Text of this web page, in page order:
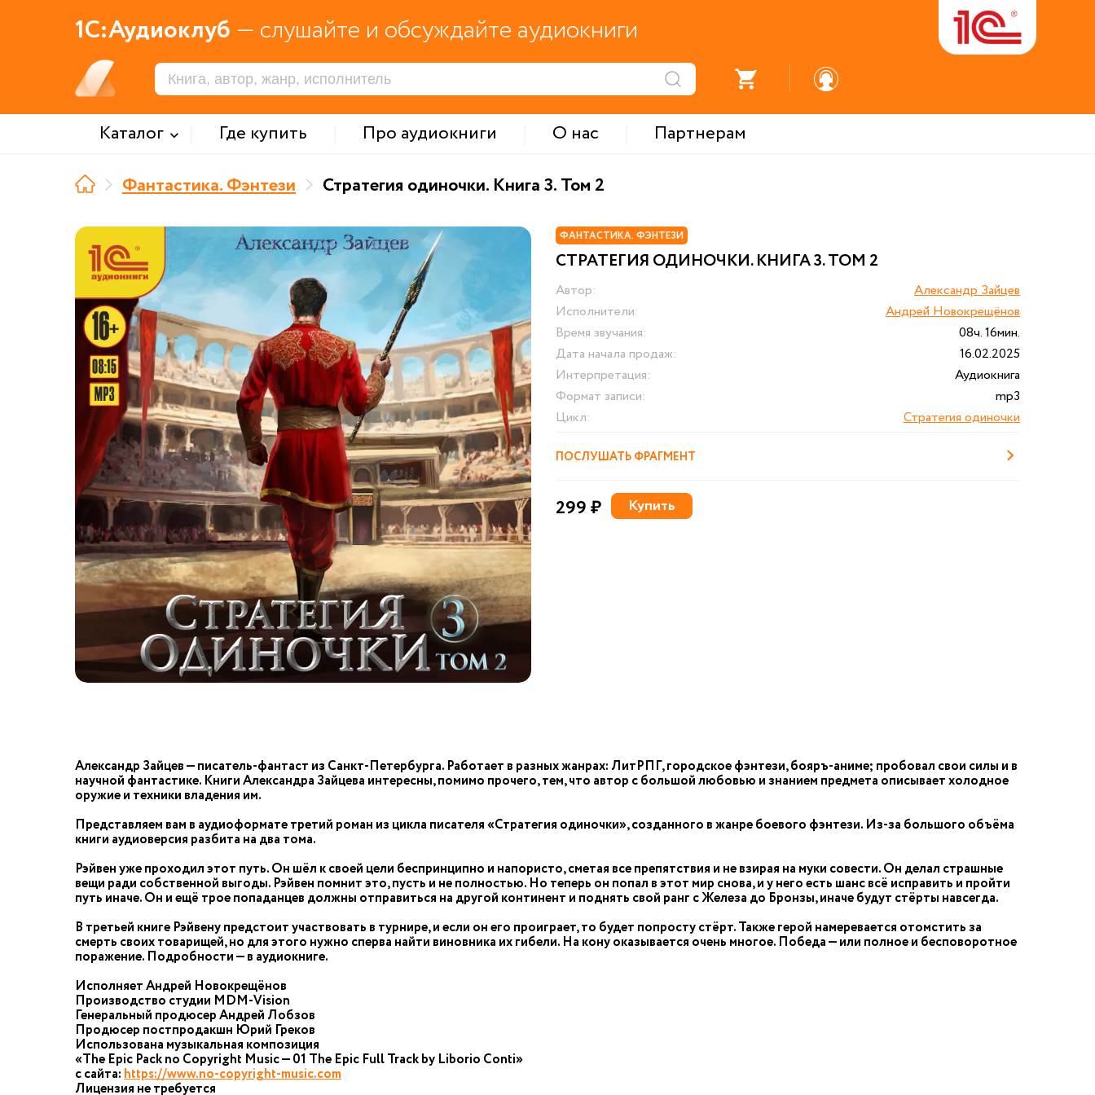
1С:Аудиоклуб — слушайте и обсуждайте аудиокниги
Каталог Где купить Про аудиокниги О нас
Партнерам
Фантастика. Фэнтези
Стратегия одиночки. Книга 3. Том 2
ФАНТАСТИКА. ФЭНТЕЗИ
СТРАТЕГИЯ ОДИНОЧКИ. КНИГА 3. ТОМ 2
Автор:
Александр Зайцев
Исполнители:
Андрей Новокрещёнов
Время звучания:
08ч. 16мин.
Дата начала продаж:
16.02.2025
Интерпретация:
Аудиокнига
Формат записи:
mp3
Цикл:
Стратегия одиночки
ПОСЛУШАТЬ ФРАГМЕНТ
299 ₽ Купить
Александр Зайцев — писатель-фантаст из Санкт-Петербурга. Работает в разных жанрах: ЛитРПГ, городское фэнтези, бояръ-аниме; пробовал свои силы и в
научной фантастике. Книги Александра Зайцева интересны, помимо прочего, тем, что автор с большой любовью и знанием предмета описывает холодное
оружие и техники владения им.
Представляем вам в аудиоформате третий роман из цикла писателя «Стратегия одиночки», созданного в жанре боевого фэнтези. Из-за большого объёма
книги аудиоверсия разбита на два тома.
Рэйвен уже проходил этот путь. Он шёл к своей цели беспринципно и напористо, сметая все препятствия и не взирая на муки совести. Он делал страшные
вещи ради собственной выгоды. Рэйвен помнит это, пусть и не полностью. Но теперь он попал в этот мир снова, и у него есть шанс всё исправить и пройти
путь иначе. Он и ещё трое попаданцев должны отправиться на другой континент и поднять свой ранг с Железа до Бронзы, иначе будут стёрты навсегда.
В третьей книге Рэйвену предстоит участвовать в турнире, и если он его проиграет, то будет попросту стёрт. Также герой намеревается отомстить за
смерть своих товарищей, но для этого нужно сперва найти виновника их гибели. На кону оказывается очень многое. Победа — или полное и бесповоротное
поражение. Подробности — в аудиокниге.
Исполняет Андрей Новокрещёнов
Производство студии MDM-Vision
Генеральный продюсер Андрей Лобзов
Продюсер постпродакшн Юрий Греков
Использована музыкальная композиция
«The Epic Pack no Copyright Music — 01 The Epic Full Track by Liborio Conti»
с сайта:https://www.no-copyright-music.com
Лицензия не требуется